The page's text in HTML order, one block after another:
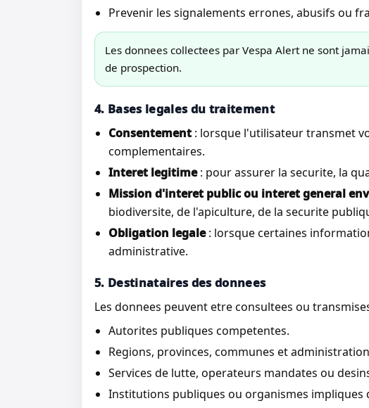
Prevenir les signalements errones, abusifs ou
Les donnees collectees par Vespa Alert ne sont
de prospection.
4. Bases legales du traitement
Consentement : lorsque l'utilisateur transmet
complementaires.
Interet legitime: pour assurer la securite, la
Mission d'interet public ou interet general
biodiversite, de l'apiculture, de la securite
Obligation legale: lorsque certaines
administrative.
5. Destinataires des donnees
Les donnees peuvent etre consultees ou
Autorites publiques competentes.
Regions, provinces, communes et
Services de lutte, operateurs mandates ou
Institutions publiques ou organismes impliques